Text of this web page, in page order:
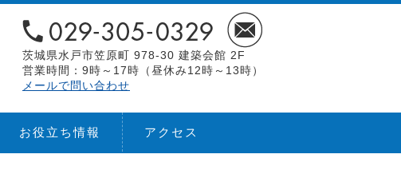
茨城県水戸市笠原町 978-30 建築会館 2F
営業時間：9時～17時（昼休み12時～13時）
メールで問い合わせ
お役立ち情報 アクセス